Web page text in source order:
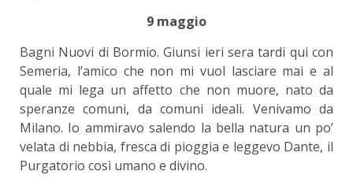
9 maggio
Bagni Nuovi di Bormio. Giunsi ieri sera tardi qui con
Semeria, l’amico che non mi vuol lasciare mai e al
quale mi lega un affetto che non muore, nato da
speranze comuni, da comuni ideali. Venivamo da
Milano. Io ammiravo salendo la bella natura un po’
velata di nebbia, fresca di pioggia e leggevo Dante, il
Purgatorio così umano e divino.